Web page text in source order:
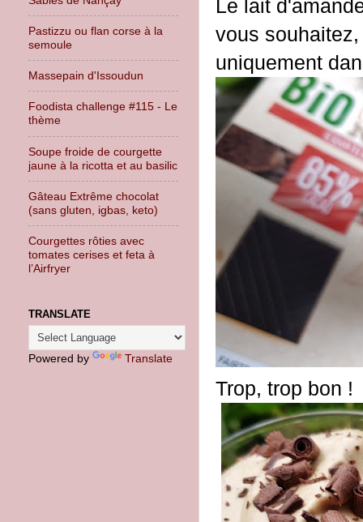
Le lait
vous
uniquement
Trop, trop bon !
Pastizzu ou flan corse à la
semoule
Massepain d'Issoudun
Foodista challenge #115 - Le
thème
Soupe froide de courgette
jaune à la ricotta et au basilic
Gâteau Extrême chocolat
(sans gluten, igbas, keto)
Courgettes rôties avec
tomates cerises et feta à
l’Airfryer
TRANSLATE
Powered by Translate